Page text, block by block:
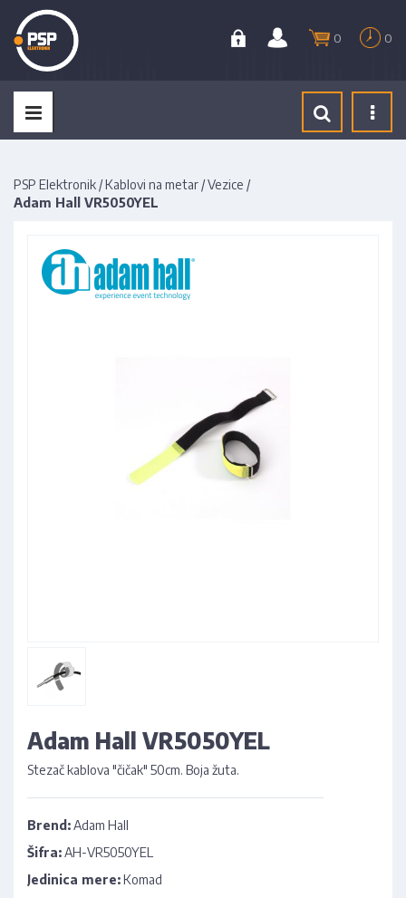
0 0
PSP Elektronik /Kablovi na metar /Vezice /
Adam Hall VR5050YEL
Adam Hall VR5050YEL
Stezač kablova "čičak" 50cm. Boja žuta.
Brend:Adam Hall
Šifra:AH-VR5050YEL
Jedinica mere:Komad